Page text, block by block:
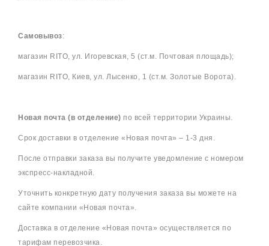
Самовывоз:
магазин RITO, ул. Игоревская, 5 (ст.м. Почтовая площадь);
магазин RITO, Киев, ул. Лысенко, 1 (ст.м. Золотые Ворота).
Новая почта (в отделение) по всей территории Украины.
Срок доставки в отделение «Новая почта» – 1-3 дня.
После отправки заказа вы получите уведомление с номером
экспресс-накладной.
Уточнить конкретную дату получения заказа вы можете на
сайте компании «Новая почта».
Доставка в отделение «Новая почта» осуществляется по
тарифам перевозчика.